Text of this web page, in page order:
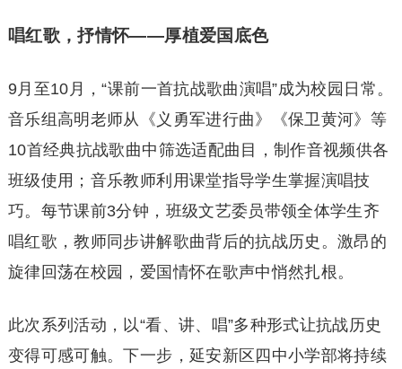
唱红歌，抒情怀——厚植爱国底色
9月至10月，“课前一首抗战歌曲演唱”成为校园日常。
音乐组高明老师从《义勇军进行曲》《保卫黄河》等
10首经典抗战歌曲中筛选适配曲目，制作音视频供各
班级使用；音乐教师利用课堂指导学生掌握演唱技
巧。每节课前3分钟，班级文艺委员带领全体学生齐
唱红歌，教师同步讲解歌曲背后的抗战历史。激昂的
旋律回荡在校园，爱国情怀在歌声中悄然扎根。
此次系列活动，以“看、讲、唱”多种形式让抗战历史
变得可感可触。下一步，延安新区四中小学部将持续